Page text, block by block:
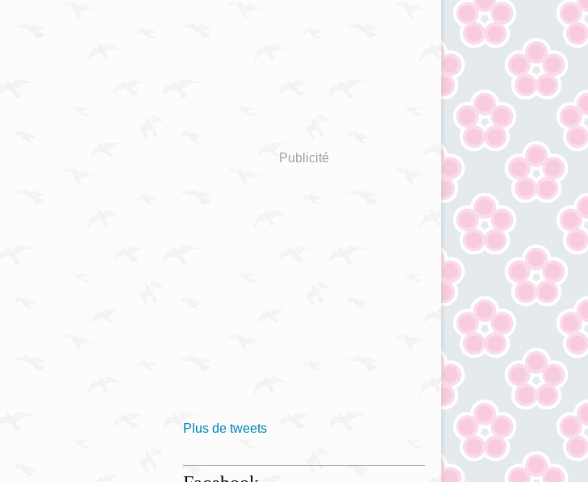
Publicité
Plus de tweets